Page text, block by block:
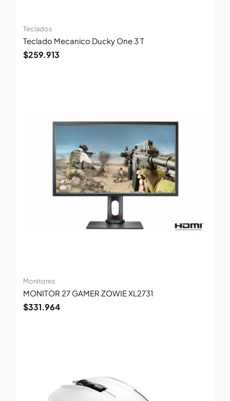
Teclados
Teclado Mecanico Ducky One 3 T
$259.913
Monitores
MONITOR 27 GAMER ZOWIE XL2731
$331.964